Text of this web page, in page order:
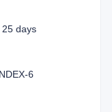
25 days
6